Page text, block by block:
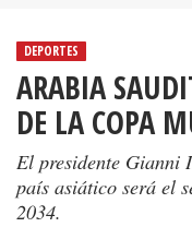
DEPORTES
ARABIA
DE LA COPA
El presidente Gianni
país asiático será el
2034.